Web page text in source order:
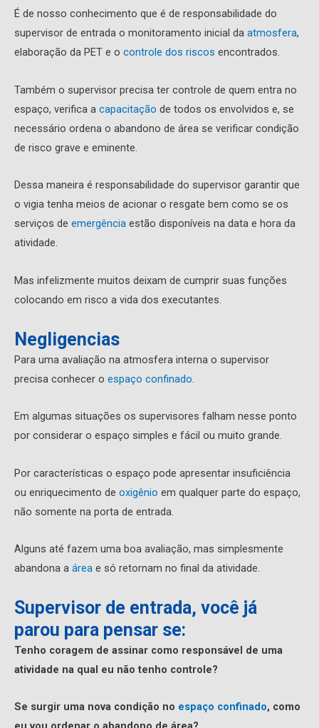
É de nosso conhecimento que é de responsabilidade do
supervisor de entrada o monitoramento inicial da atmosfera,
elaboração da PET e o controle dos riscos encontrados.
Também o supervisor precisa ter controle de quem entra no
espaço, verifica a capacitação de todos os envolvidos e, se
necessário ordena o abandono de área se verificar condição
de risco grave e eminente.
Dessa maneira é responsabilidade do supervisor garantir que
o vigia tenha meios de acionar o resgate bem como se os
serviços de emergência estão disponíveis na data e hora da
atividade.
Mas infelizmente muitos deixam de cumprir suas funções
colocando em risco a vida dos executantes.
Negligencias
Para uma avaliação na atmosfera interna o supervisor
precisa conhecer o espaço confinado
Em algumas situações os supervisores falham nesse ponto
por considerar o espaço simples e fácil ou muito grande.
Por características o espaço pode apresentar insuficiência
ou enriquecimento de oxigênio em qualquer parte do espaço,
não somente na porta de entrada.
Alguns até fazem uma boa avaliação, mas simplesmente
abandona a área e só retornam no final da atividade.
Supervisor de entrada, você já
parou para pensar se:
Tenho coragem de assinar como responsável de uma
atividade na qual eu não tenho controle?
Se surgir uma nova condição no espaço confinado, como